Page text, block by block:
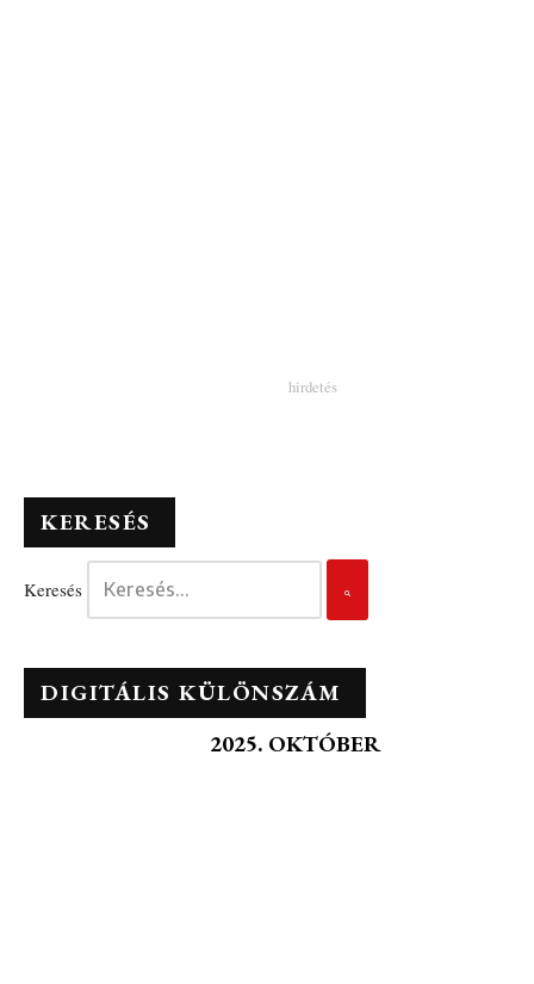
KERESÉS
Keresés
DIGITÁLIS KÜLÖNSZÁM
2025. OKTÓBER